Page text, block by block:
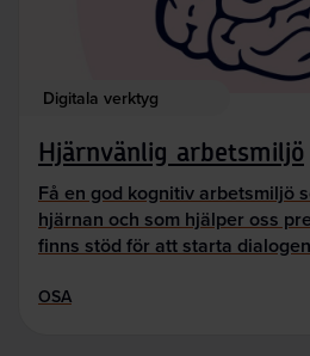
Digitala verktyg
Hjärnvänlig arbetsmiljö
Få en god kognitiv arbetsmiljö
hjärnan och som hjälper oss
finns stöd för att starta
OSA